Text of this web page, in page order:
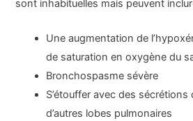
sont inhabituelles mais peuvent
Une augmentation de
de saturation en oxygène du
Bronchospasme sévère
S’étouffer avec des
d’autres lobes pulmonaires